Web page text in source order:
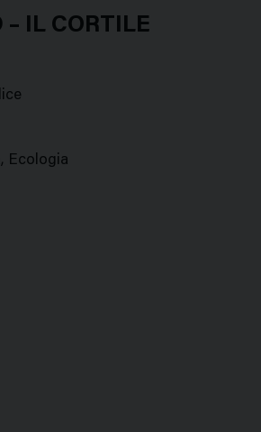
– IL CORTILE
Ecologia